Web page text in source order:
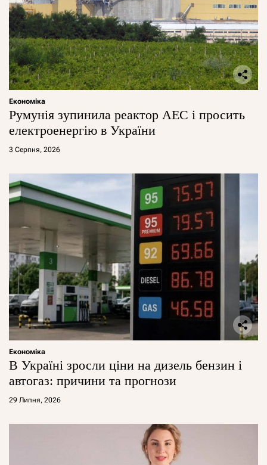
Економіка
Румунія зупинила реактор АЕС і просить
електроенергію в України
3 Серпня, 2026
Економіка
В Україні зросли ціни на дизель бензин і
автогаз: причини та прогнози
29 Липня, 2026